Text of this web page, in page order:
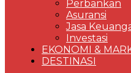
Perbankan
Asuransi
Jasa
Investasi
EKONOMI &
DESTINASI